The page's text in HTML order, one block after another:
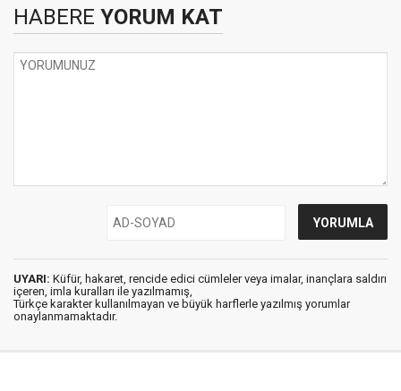
HABERE YORUM KAT
UYARI: Küfür, hakaret, rencide edici cümleler veya imalar, inançlara saldırı
içeren, imla kuralları ile yazılmamış,
Türkçe karakter kullanılmayan ve büyük harflerle yazılmış yorumlar
onaylanmamaktadır.